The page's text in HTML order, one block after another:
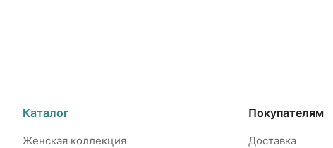
Каталог
Женская коллекция
Покупателям
Доставка